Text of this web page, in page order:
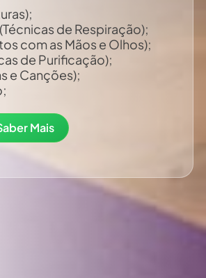
de Respiração);
com as Mãos e Olhos);
de Purificação);
e Canções);
Mais